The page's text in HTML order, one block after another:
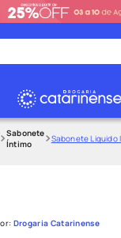
Sabonete
Íntimo
Sabonete Liquido
Drogaria Catarinense